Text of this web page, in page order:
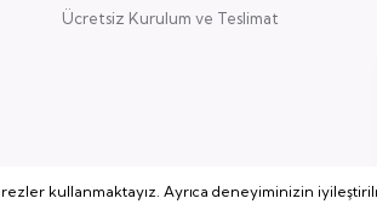
kullanmaktayız. Ayrıca deneyiminizin
Ücretsiz Kurulum ve Teslimat